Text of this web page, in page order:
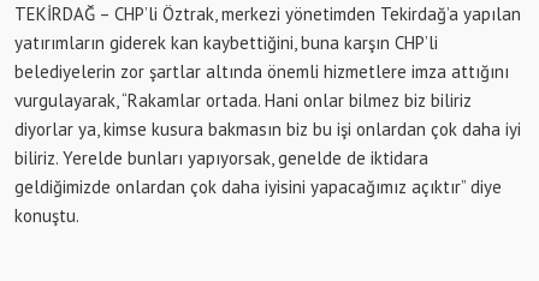
TEKİRDAĞ – CHP’li Öztrak, merkezi yönetimden Tekirdağ’a yapılan
yatırımların giderek kan kaybettiğini, buna karşın CHP’li
belediyelerin zor şartlar altında önemli hizmetlere imza attığını
vurgulayarak, “Rakamlar ortada. Hani onlar bilmez biz biliriz
diyorlar ya, kimse kusura bakmasın biz bu işi onlardan çok daha iyi
biliriz. Yerelde bunları yapıyorsak, genelde de iktidara
geldiğimizde onlardan çok daha iyisini yapacağımız açıktır” diye
konuştu.